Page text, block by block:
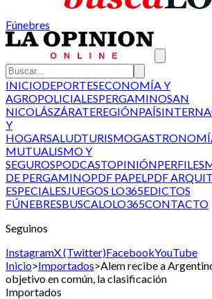
Fúnebres
INICIODEPORTESECONOMÍA Y
AGROPOLICIALESPERGAMINOSAN
NICOLÁSZÁRATEREGIÓNPAÍS
Y
HOGARSALUDTURISMO
MUTUALISMO Y
SEGUROSPODCASTOPINIÓNPERFILES
DE PERGAMINOPDF PAPELPDF
ESPECIALESJUEGOS LO365EDICTOS
FÚNEBRESBUSCALOLO365CONTACTO
Seguinos
InstagramX (Twitter)FacebookYouTube
Inicio>Importados>Alem recibe a
objetivo en común, la clasificación
Importados